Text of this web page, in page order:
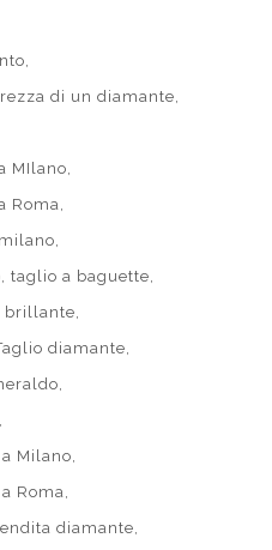
di un diamante
MIlano
Roma
taglio a baguette
brillante
diamante
Milano
Roma
diamante